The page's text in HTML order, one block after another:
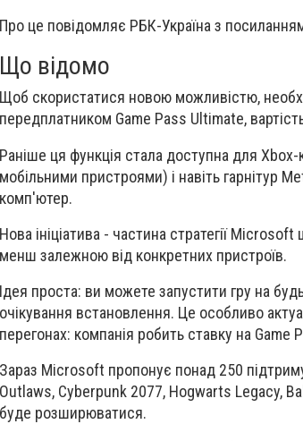
Про це повідомляє РБК-Україна з
Що відомо
Щоб скористатися новою можливістю,
передплатником Game Pass Ultimate,
Раніше ця функція стала доступна для
мобільними пристроями) і навіть гарнітур
комп'ютер.
Нова ініціатива - частина стратегії
менш залежною від конкретних пристроїв.
Ідея проста: ви можете запустити гру на
очікування встановлення. Це особливо
перегонах: компанія робить ставку на Game
Зараз Microsoft пропонує понад 250
Outlaws, Cyberpunk 2077, Hogwarts Legacy,
буде розширюватися.